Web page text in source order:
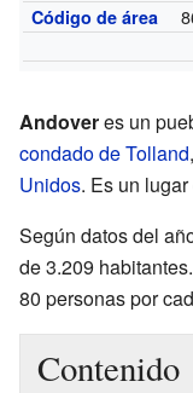
Código de área
Andoveres un
condado de Tolland
Unidos. Es un
Según datos del
de 3.209
80 personas por
Contenido